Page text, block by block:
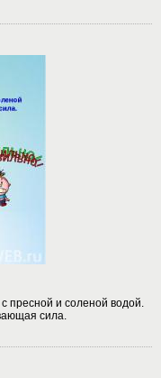
пресной и соленой водой.
сила.